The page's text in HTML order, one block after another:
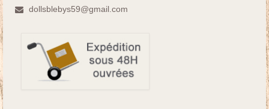
dollsblebys59@gmail.com